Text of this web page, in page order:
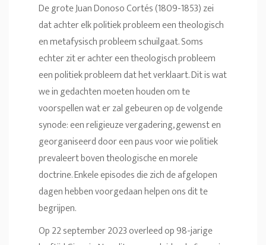
De grote Juan Donoso Cortés (1809-1853) zei
dat achter elk politiek probleem een theologisch
en metafysisch probleem schuilgaat. Soms
echter zit er achter een theologisch probleem
een politiek probleem dat het verklaart. Dit is wat
we in gedachten moeten houden om te
voorspellen wat er zal gebeuren op de volgende
synode: een religieuze vergadering, gewenst en
georganiseerd door een paus voor wie politiek
prevaleert boven theologische en morele
doctrine. Enkele episodes die zich de afgelopen
dagen hebben voorgedaan helpen ons dit te
begrijpen.
Op 22 september 2023 overleed op 98-jarige